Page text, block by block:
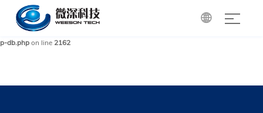
Warning: mysqli_query(): (HY000/1): Can't create/write to file '/tmp/#sql_85a_0.MYI'
(Errcode: 28 - No space left on device) in
p-db.phpon line 2162
